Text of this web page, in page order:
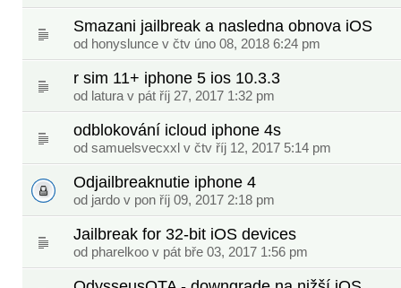
Smazani jailbreak a nasledna obnova iOS
od honyslunce v čtv úno 08, 2018 6:24 pm
r sim 11+ iphone 5 ios 10.3.3
od latura v pát říj 27, 2017 1:32 pm
odblokování icloud iphone 4s
od samuelsvecxxl v čtv říj 12, 2017 5:14 pm
Odjailbreaknutie iphone 4
od jardo v pon říj 09, 2017 2:18 pm
Jailbreak for 32-bit iOS devices
od pharelkoo v pát bře 03, 2017 1:56 pm